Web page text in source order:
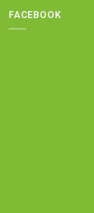
FACEBOOK